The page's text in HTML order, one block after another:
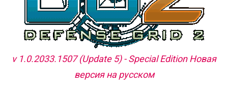
v 1.0.2033.1507 (Update 5) - Special Edition Новая
версия на русском